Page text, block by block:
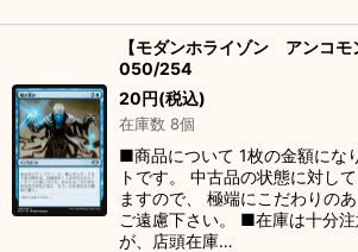
【モダンホライゾン アンコ
050/254
20円(税込)
在庫数 8個
■商品について 1枚の金額にな
トです。 中古品の状態に対し
ますので、 極端にこだわりの
ご遠慮下さい。 ■在庫は十分
が、店頭在庫…